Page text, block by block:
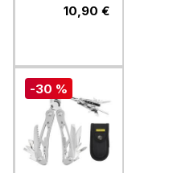
10,90 €
-30 %